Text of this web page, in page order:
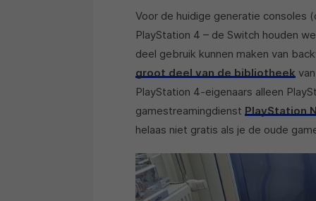
Voor de huidige generatie consoles
PlayStation 4 – de Switch houden
deel gebruik kunnen maken van
groot deel van de bibliotheek
PlayStation 4-eigenaars alleen
gamestreamingdienst PlayStation
helaas niet gratis als je de oude